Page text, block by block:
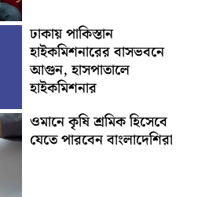
ঢাকায় পাকিস্তান
হাইকমিশনারের বাসভবনে
আগুন, হাসপাতালে
হাইকমিশনার
ওমানে কৃষি শ্রমিক হিসেবে
যেতে পারবেন বাংলাদেশিরা